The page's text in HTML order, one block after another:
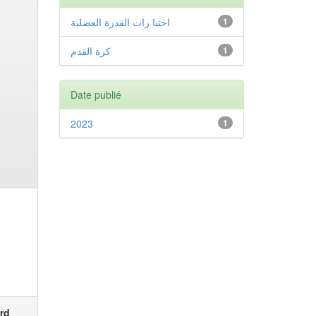
1 اختبا رات القدرة العضلية
1 كرة القدم
Date publié
1
2023